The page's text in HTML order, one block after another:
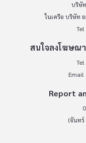
บริษั
ในเครือ บริษัท
สนใจลงโฆษณา
Email :
Report
(จันทร์